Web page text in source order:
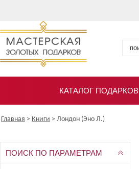
КАТАЛОГ ПОДАРКОВ
Главная > Книги > Лондон (Эно Л.)
ПОИСК ПО ПАРАМЕТРАМ